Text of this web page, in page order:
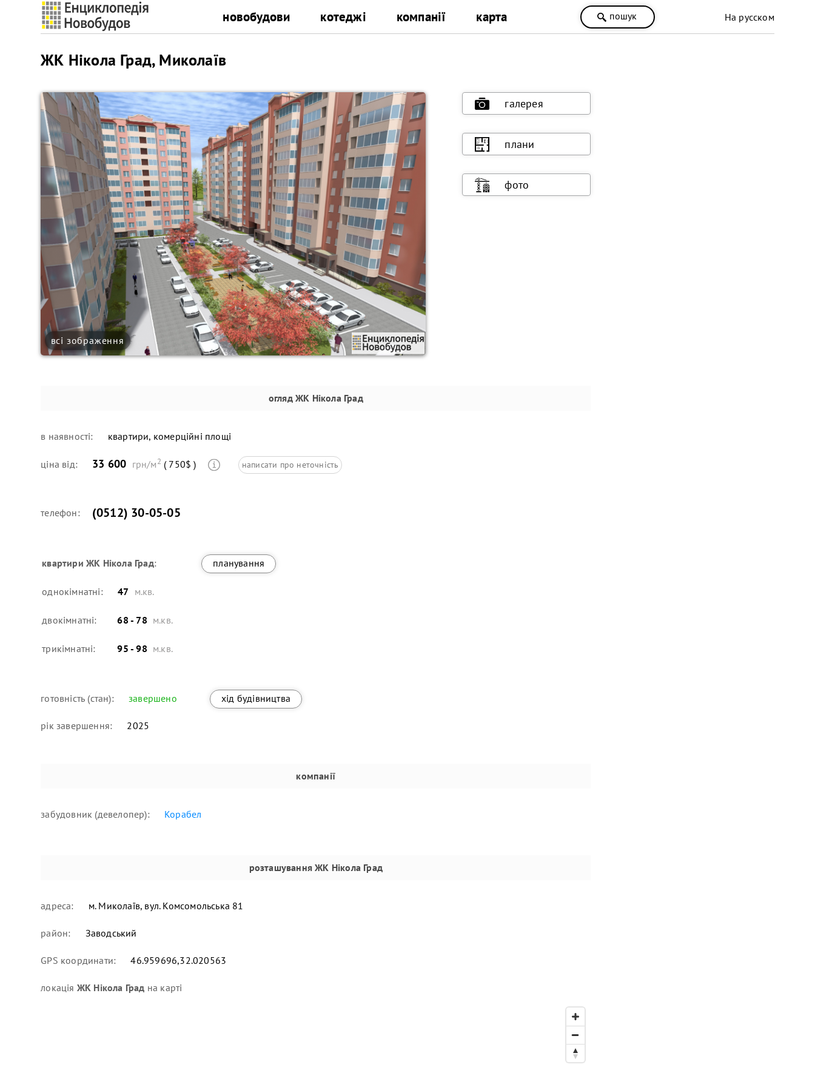
новобудови котеджі компанії карта пошук На русском
ЖК Нікола Град, Миколаїв
всі зображення
галерея
плани
фото
оглядЖК Нікола Град
в наявності: квартири, комерційні площі
ціна від: 33 600 грн/м2 ( 750$ ) написати про неточність
телефон: (0512) 30-05-05
квартири ЖК Нікола Град: планування
однокімнатні: 47 м.кв.
двокімнатні: 68 - 78 м.кв.
трикімнатні: 95 - 98 м.кв.
готовність (стан): завершено хід будівництва
рік завершення: 2025
компанії
забудовник (девелопер): Корабел
розташування ЖК Нікола Град
адреса: м. Миколаїв, вул. Комсомольська 81
район: Заводський
GPS координати: 46.959696,32.020563
локація ЖК Нікола Град на карті